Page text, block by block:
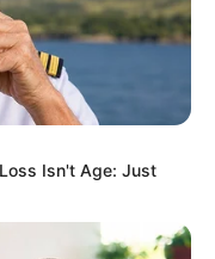
ΝΕΜΕΣΙΣ ΤΙΣΙΣ. Η
ΗΘΙΚΗ.
Isn't Age: Just